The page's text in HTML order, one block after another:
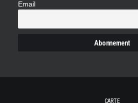
Email
CARTE